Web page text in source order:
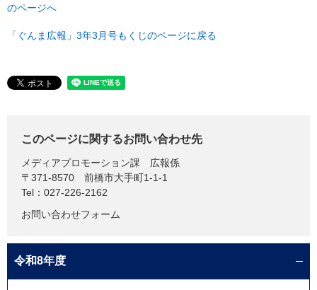
のページへ
「ぐんま広報」3年3月号もくじのページに戻る
このページに関するお問い合わせ先
メディアプロモーション課
広報係
〒371-8570
前橋市大手町1-1-1
Tel：027-226-2162
お問い合わせフォーム
令和8年度